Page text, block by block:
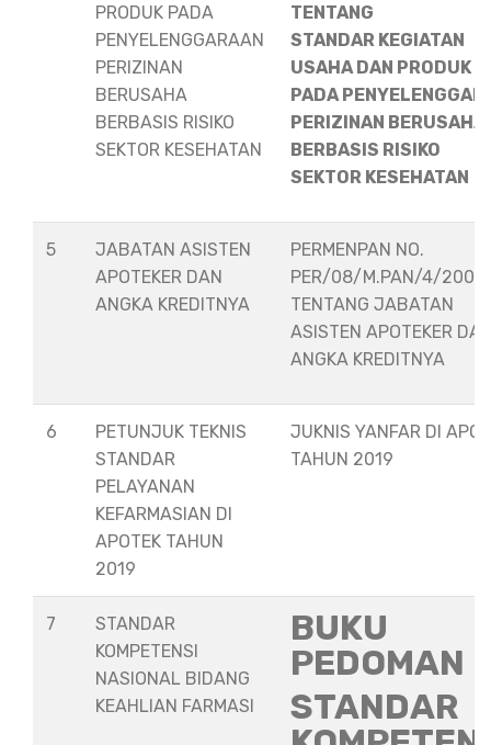
PRODUK PADA
PENYELENGGARAAN
PERIZINAN
BERUSAHA
BERBASIS RISIKO
SEKTOR KESEHATAN
TENTANG
STANDAR KEGIATAN
USAHA DAN PRODUK
PADA
PERIZINAN BERUSAHA
BERBASIS RISIKO
SEKTOR KESEHATAN
5
JABATAN ASISTEN
APOTEKER DAN
ANGKA KREDITNYA
PERMENPAN NO.
PER/08/M.PAN/4/2008
TENTANG JABATAN
ASISTEN APOTEKER
ANGKA KREDITNYA
6
PETUNJUK TEKNIS
STANDAR
PELAYANAN
KEFARMASIAN DI
APOTEK TAHUN
2019
JUKNIS YANFAR DI
TAHUN 2019
7
STANDAR
KOMPETENSI
NASIONAL BIDANG
KEAHLIAN FARMASI
BUKU
PEDOMAN
STANDAR